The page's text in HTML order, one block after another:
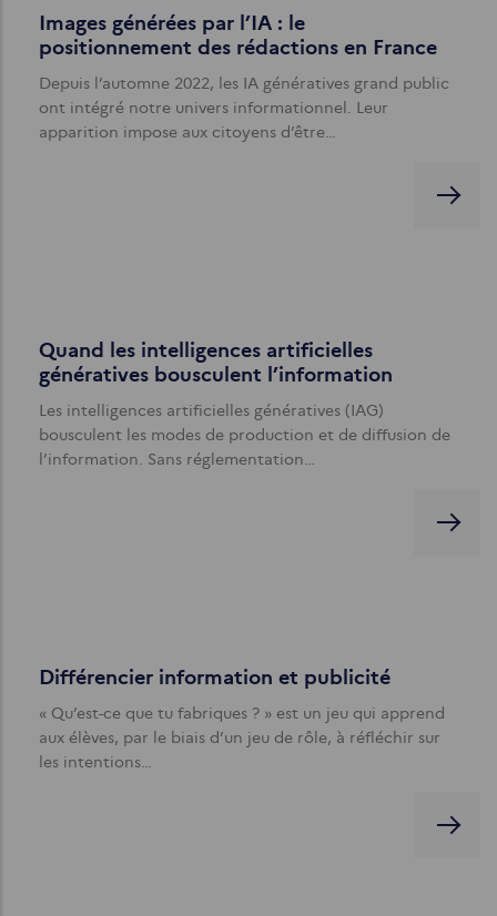
Images générées par l’IA : le
positionnement des rédactions en France
Depuis l’automne 2022, les IA génératives grand public
ont intégré notre univers informationnel. Leur
apparition impose aux citoyens d’être…
Quand les intelligences artificielles
génératives bousculent l’information
Les intelligences artificielles génératives (IAG)
bousculent les modes de production et de diffusion de
l’information. Sans réglementation…
Différencier information et publicité
« Qu’est-ce que tu fabriques ? » est un jeu qui apprend
aux élèves, par le biais d’un jeu de rôle, à réfléchir sur
les intentions…